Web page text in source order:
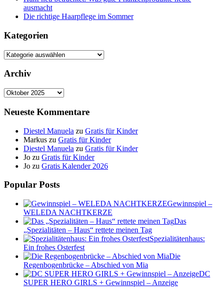
ausmacht
Die richtige Haarpflege im Sommer
Kategorien
Kategorien
Archiv
Archiv
Neueste Kommentare
Diestel Manuela zu Gratis für Kinder
Markus zu Gratis für Kinder
Diestel Manuela zu Gratis für Kinder
Jo zu Gratis für Kinder
Jo zu Gratis Kalender 2026
Popular Posts
Gewinnspiel –
WELEDA NACHTKERZE
Das
„Spezialitäten – Haus“ rettete meinen Tag
Spezialitätenhaus:
Ein frohes Osterfest
Die
Regenbogenbrücke – Abschied von Mia
DC
SUPER HERO GIRLS + Gewinnspiel – Anzeige